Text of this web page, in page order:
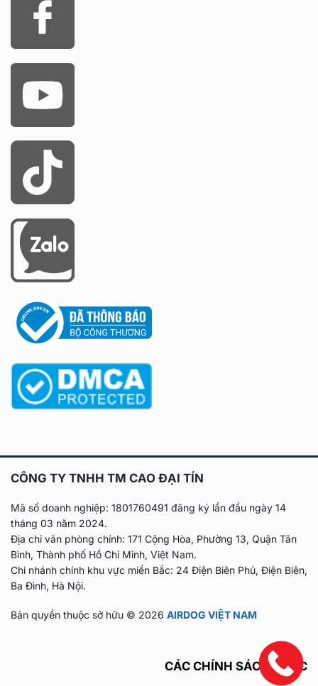
CÔNG TY TNHH TM CAO ĐẠI TÍN
Mã số doanh nghiệp: 1801760491 đăng ký lần đầu ngày 14
tháng 03 năm 2024.
Địa chỉ văn phòng chính: 171 Cộng Hòa, Phường 13, Quận Tân
Bình, Thành phố Hồ Chí Minh, Việt Nam.
Chi nhánh chính khu vực miền Bắc: 24 Điện Biên Phủ, Điện Biên,
Ba Đình, Hà Nội.
Bản quyền thuộc sở hữu © 2026 AIRDOG VIỆT NAM
CÁC CHÍNH SÁCH KHÁC